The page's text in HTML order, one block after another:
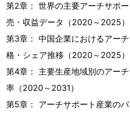
第2章： 世界の主要アーチサポ
売・収益データ（2020～2025）
第3章： 中国企業におけるアー
格・シェア推移（2020～2025）
第4章： 主要生産地域別のアー
率（2020～2031）
第5章： アーチサポート産業の